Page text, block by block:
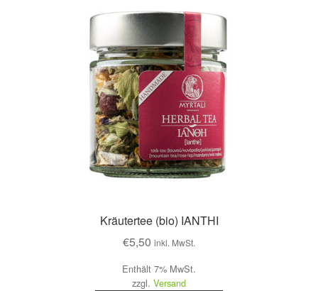
Kräutertee (bio) IANTHI
€5,50 inkl. MwSt.
Enthält 7% MwSt.
zzgl. Versand